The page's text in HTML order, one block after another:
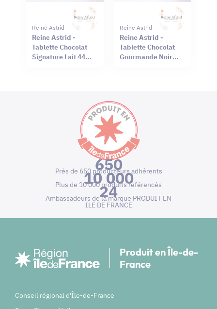
Reine Astrid
Reine Astrid -
Tablette Chocolat
Signature Lait 44%
Reine Astrid
Reine Astrid -
Tablette Chocolat
Gourmande Noir
650
Près de 650 producteurs adhérents
10 000
Plus de 10 000 produits référencés
24
Ambassadeurs de la marque PRODUIT EN
ILE DE FRANCE
Produit en Île-de-
France
Conseil régional d'Île-de-France